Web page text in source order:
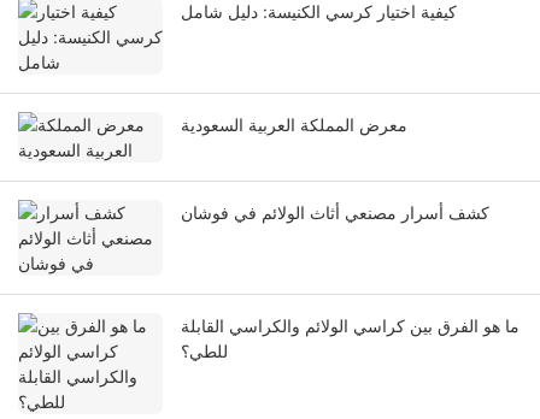
كيفية اختيار كرسي الكنيسة: دليل شامل
معرض المملكة العربية السعودية
كشف أسرار مصنعي أثاث الولائم في فوشان
ما هو الفرق بين كراسي الولائم والكراسي القابلة
للطي؟